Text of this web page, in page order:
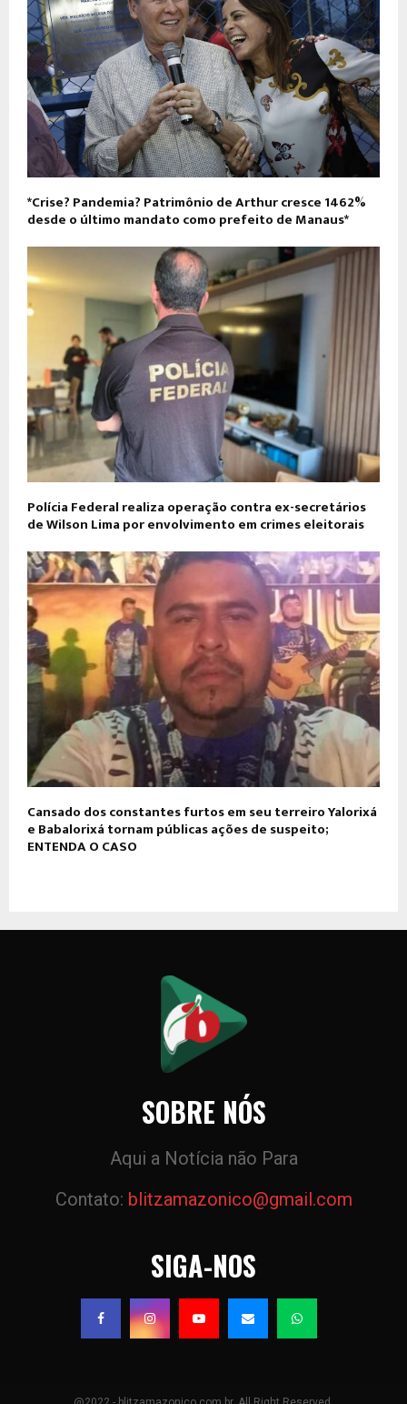
*Crise? Pandemia? Patrimônio de Arthur cresce 1462%
desde o último mandato como prefeito de Manaus*
Polícia Federal realiza operação contra ex-secretários
de Wilson Lima por envolvimento em crimes eleitorais
Cansado dos constantes furtos em seu terreiro Yalorixá
e Babalorixá tornam públicas ações de suspeito;
ENTENDA O CASO
SOBRE NÓS
Aqui a Notícia não Para
Contato: blitzamazonico@gmail.com
SIGA-NOS